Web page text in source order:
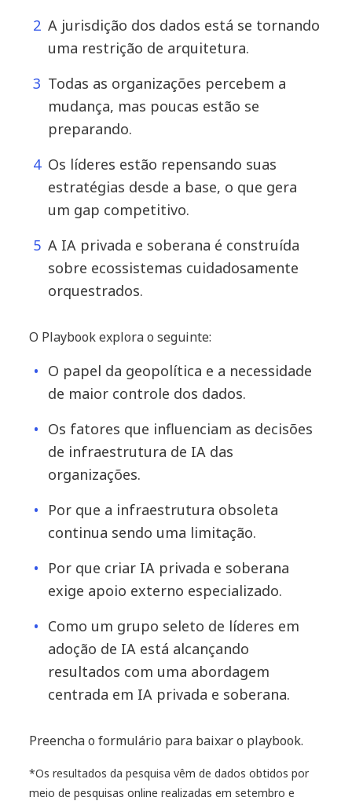
A jurisdição dos dados está se tornando
uma restrição de arquitetura.
Todas as organizações percebem a
mudança, mas poucas estão se
preparando.
Os líderes estão repensando suas
estratégias desde a base, o que gera
um gap competitivo.
A IA privada e soberana é construída
sobre ecossistemas cuidadosamente
orquestrados.
O Playbook explora o seguinte:
O papel da geopolítica e a necessidade
de maior controle dos dados.
Os fatores que influenciam as decisões
de infraestrutura de IA das
organizações.
Por que a infraestrutura obsoleta
continua sendo uma limitação.
Por que criar IA privada e soberana
exige apoio externo especializado.
Como um grupo seleto de líderes em
adoção de IA está alcançando
resultados com uma abordagem
centrada em IA privada e soberana.
Preencha o formulário para baixar o playbook.
*Os resultados da pesquisa vêm de dados obtidos por
meio de pesquisas online realizadas em setembro e